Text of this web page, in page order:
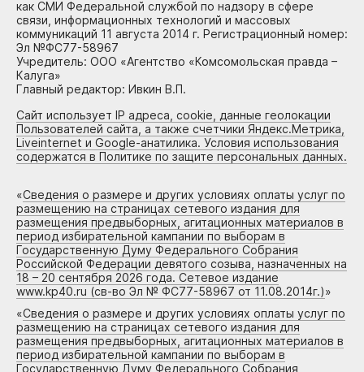
как СМИ Федеральной службой по надзору в сфере
связи, информационных технологий и массовых
коммуникаций 11 августа 2014 г. Регистрационный номер:
Эл №ФС77-58967
Учредитель: ООО «Агентство «Комсомольская правда –
Калуга»
Главный редактор: Ивкин В.П.
Сайт использует IP адреса, cookie, данные геолокации
Пользователей сайта, а также счетчики Яндекс.Метрика,
Liveinternet и Google-анатилика. Условия использования
содержатся в Политике по защите персональных данных.
«Сведения о размере и других условиях оплаты услуг по
размещению на страницах сетевого издания для
размещения предвыборных, агитационных материалов в
период избирательной кампании по выборам в
Государственную Думу Федерального Собрания
Российской Федерации девятого созыва, назначенных на
18 – 20 сентября 2026 года. Сетевое издание
www.kp40.ru (св-во Эл № ФС77-58967 от 11.08.2014г.)»
«Сведения о размере и других условиях оплаты услуг по
размещению на страницах сетевого издания для
размещения предвыборных, агитационных материалов в
период избирательной кампании по выборам в
Государственную Думу Федерального Собрания